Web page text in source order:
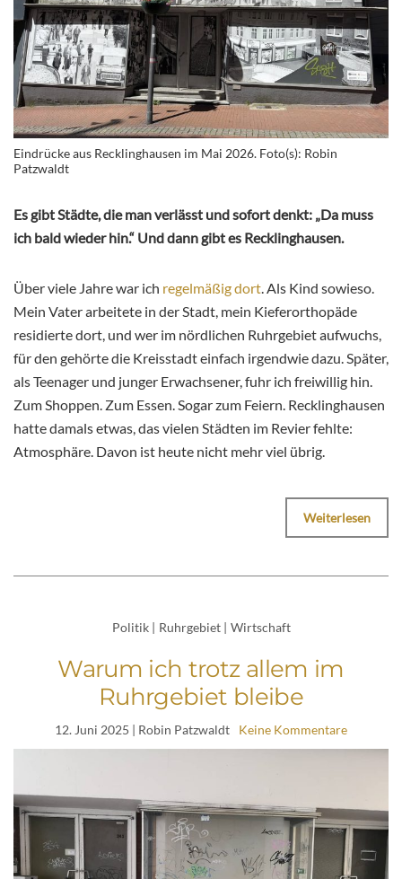
Eindrücke aus Recklinghausen im Mai 2026. Foto(s): Robin
Patzwaldt
Es gibt Städte, die man verlässt und sofort denkt: „Da muss
ich bald wieder hin.“ Und dann gibt es Recklinghausen.
Über viele Jahre war ich regelmäßig dort. Als Kind sowieso.
Mein Vater arbeitete in der Stadt, mein Kieferorthopäde
residierte dort, und wer im nördlichen Ruhrgebiet aufwuchs,
für den gehörte die Kreisstadt einfach irgendwie dazu. Später,
als Teenager und junger Erwachsener, fuhr ich freiwillig hin.
Zum Shoppen. Zum Essen. Sogar zum Feiern. Recklinghausen
hatte damals etwas, das vielen Städten im Revier fehlte:
Atmosphäre. Davon ist heute nicht mehr viel übrig.
Weiterlesen
Politik | Ruhrgebiet | Wirtschaft
Warum ich trotz allem im
Ruhrgebiet bleibe
12. Juni 2025 | Robin Patzwaldt Keine Kommentare